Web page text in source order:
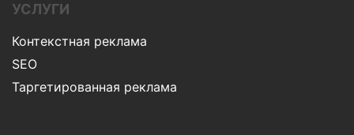
УСЛУГИ
Контекстная реклама
SEO
Таргетированная реклама